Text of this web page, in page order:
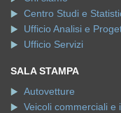
Centro Studi e
Ufficio Analisi e
Ufficio Servizi
SALA STAMPA
Autovetture
Veicoli commerciali e